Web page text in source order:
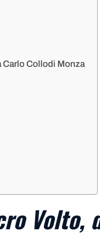
Carlo Collodi Monza